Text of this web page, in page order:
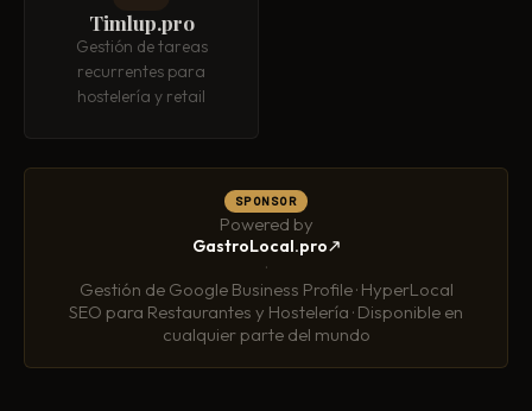
Timlup.pro
Gestión de tareas
recurrentes para
hostelería y retail
SPONSOR
Powered by
GastroLocal.pro
·
Gestión de Google Business Profile · HyperLocal
SEO para Restaurantes y Hostelería · Disponible en
cualquier parte del mundo